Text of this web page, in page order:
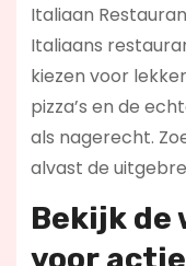
Italiaan
Italiaans
kiezen voor
pizza’s en de
als nagerecht.
alvast de
Bekijk de
voor